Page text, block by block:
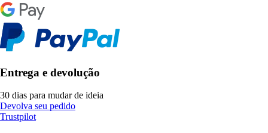
Entrega e devolução
30 dias para mudar de ideia
Devolva seu pedido
Trustpilot